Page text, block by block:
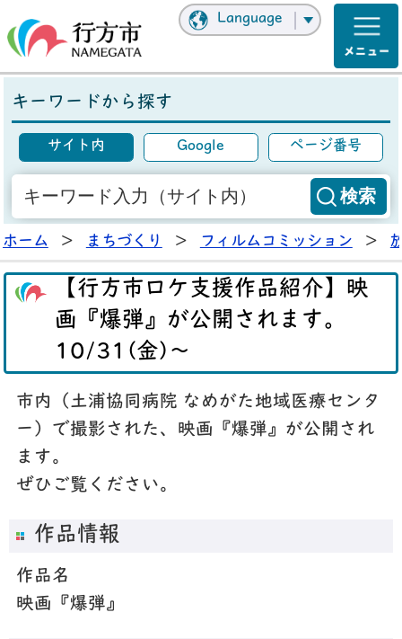
Language
キーワードから探す
サイト内 Google ページ番号
ホーム > まちづくり > フィルムコミッション >
【行方市ロケ支援作品紹介】映
画『爆弾』が公開されます。
10/31(金)～
市内（土浦協同病院 なめがた地域医療センタ
ー）で撮影された、映画『爆弾』が公開され
ます。
ぜひご覧ください。
作品情報
作品名
映画『爆弾』